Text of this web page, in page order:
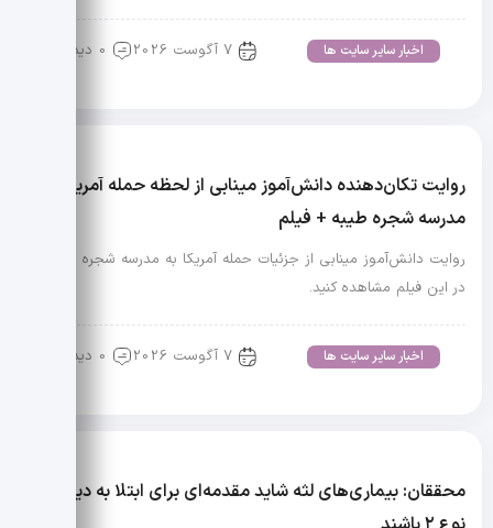
اخبار سایر سایت ها 7 آگوست 2026 0 دیدگاه
روایت تکان‌دهنده دانش‌آموز مینابی از لحظه حمله آمریکا به
مدرسه شجره طیبه + فیلم
روایت دانش‌آموز مینابی از جزئیات حمله آمریکا به مدرسه شجره طیبه را
در این فیلم مشاهده کنید.
اخبار سایر سایت ها 7 آگوست 2026 0 دیدگاه
محققان: بیماری‌های لثه شاید مقدمه‌ای برای ابتلا به دیابت